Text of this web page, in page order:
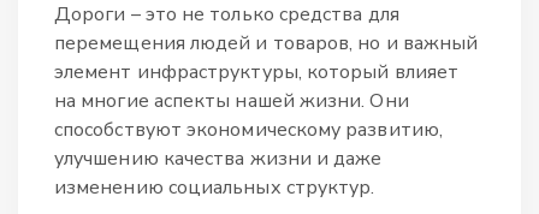
Дороги – это не только средства для
перемещения людей и товаров, но и важный
элемент инфраструктуры, который влияет
на многие аспекты нашей жизни. Они
способствуют экономическому развитию,
улучшению качества жизни и даже
изменению социальных структур.